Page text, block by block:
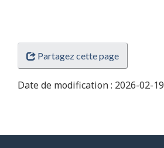
Partagez cette page
Date de modification : 2026-02-19